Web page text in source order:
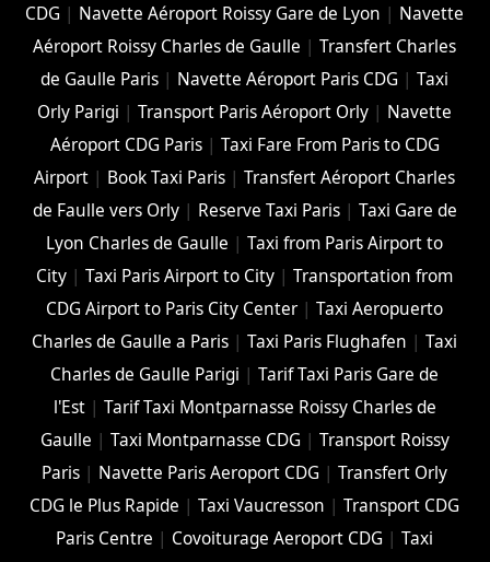
CDG | Navette Aéroport Roissy Gare de Lyon | Navette
Aéroport Roissy Charles de Gaulle |Transfert Charles
de Gaulle Paris | Navette Aéroport Paris CDG |Taxi
Orly Parigi |Transport Paris Aéroport Orly | Navette
Aéroport CDG Paris| Taxi Fare From Paris to CDG
Airport | Book Taxi Paris |Transfert Aéroport Charles
de Faulle vers Orly| Reserve Taxi Paris| Taxi Gare de
Lyon Charles de Gaulle |Taxi from Paris Airport to
City |Taxi Paris Airport to City |Transportation from
CDG Airport to Paris City Center |Taxi Aeropuerto
Charles de Gaulle a Paris |Taxi Paris Flughafen |Taxi
Charles de Gaulle Parigi |Tarif Taxi Paris Gare de
l'Est| Tarif Taxi Montparnasse Roissy Charles de
Gaulle | Taxi Montparnasse CDG | Transport Roissy
Paris | Navette Paris Aeroport CDG |Transfert Orly
CDG le Plus Rapide |Taxi Vaucresson |Transport CDG
Paris Centre | Covoiturage Aeroport CDG |Taxi